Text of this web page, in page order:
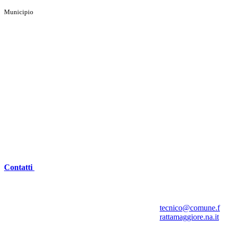
Municipio
Contatti
tecnico@comune.f
rattamaggiore.na.it